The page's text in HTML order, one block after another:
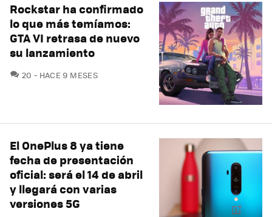
Rockstar ha confirmado
lo que más temíamos:
GTA VI retrasa de nuevo
su lanzamiento
20 COMENTARIOS
HACE 9 MESES
El OnePlus 8 ya tiene
fecha de presentación
oficial: será el 14 de abril
y llegará con varias
versiones 5G